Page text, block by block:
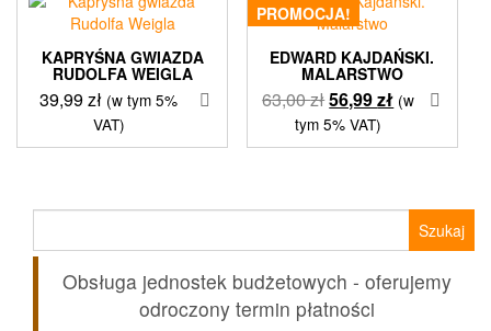
KAPRYŚNA GWIAZDA
RUDOLFA WEIGLA
39,99zł (w tym 5%
VAT)
PROMOCJA!
EDWARD KAJDAŃSKI.
MALARSTWO
63,00złPierwotna
cena
wynosiła:
56,99złAktualna
wynosi:
(w
tym 5% VAT)
Obsługa jednostek budżetowych - oferujemy
odroczony termin płatności